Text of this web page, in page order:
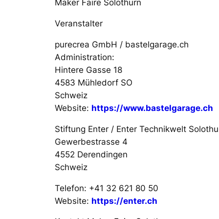
Maker Faire Solothurn
Veranstalter
purecrea GmbH / bastelgarage.ch
Administration:
Hintere Gasse 18
4583 Mühledorf SO
Schweiz
Website: https://www.bastelgarage.ch
Stiftung Enter / Enter Technikwelt
Gewerbestrasse 4
4552 Derendingen
Schweiz
Telefon: +41 32 621 80 50
Website: https://enter.ch